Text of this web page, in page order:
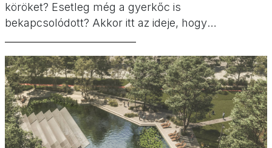
köröket? Esetleg még a gyerkőc is
bekapcsolódott? Akkor itt az ideje, hogy
helyszínt és teljesítsd a Városligeti futó kihívás
távjait a családdal május 22. és 30. között!